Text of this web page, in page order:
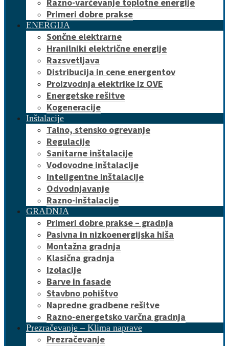
Primeri dobre prakse
ENERGIJA
Sončne elektrarne
Hranilniki električne energije
Razsvetljava
Distribucija in cene energentov
Proizvodnja elektrike iz OVE
Energetske rešitve
Kogeneracije
Inštalacije
Talno, stensko ogrevanje
Regulacije
Sanitarne inštalacije
Vodovodne inštalacije
Inteligentne inštalacije
Odvodnjavanje
Razno-inštalacije
GRADNJA
Primeri dobre prakse – gradnja
Pasivna in nizkoenergijska hiša
Montažna gradnja
Klasična gradnja
Izolacije
Barve in fasade
Stavbno pohištvo
Napredne gradbene rešitve
Razno-energetsko varčna gradnja
Prezračevanje – Klima naprave
Prezračevanje